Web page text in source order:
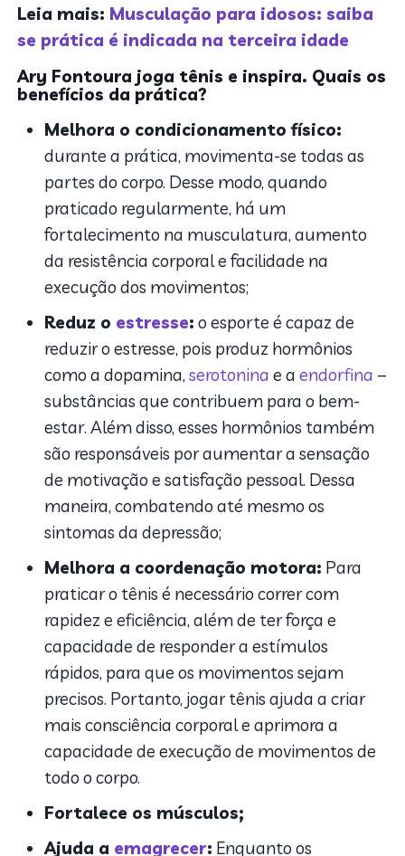
Leia mais: Musculação para idosos: saiba
se prática é indicada na terceira idade
Ary Fontoura joga tênis e inspira. Quais os
benefícios da prática?
Melhora o condicionamento físico:
durante a prática, movimenta-se todas as
partes do corpo. Desse modo, quando
praticado regularmente, há um
fortalecimento na musculatura, aumento
da resistência corporal e facilidade na
execução dos movimentos;
Reduz o estresse: o esporte é capaz de
reduzir o estresse, pois produz hormônios
como a dopamina,serotonina e aendorfina –
substâncias que contribuem para o bem-
estar. Além disso, esses hormônios também
são responsáveis por aumentar a sensação
de motivação e satisfação pessoal. Dessa
maneira, combatendo até mesmo os
sintomas da depressão;
Melhora a coordenação motora: Para
praticar o tênis é necessário correr com
rapidez e eficiência, além de ter força e
capacidade de responder a estímulos
rápidos, para que os movimentos sejam
precisos. Portanto, jogar tênis ajuda a criar
mais consciência corporal e aprimora a
capacidade de execução de movimentos de
todo o corpo.
Fortalece os músculos;
Ajuda a emagrecer: Enquanto os